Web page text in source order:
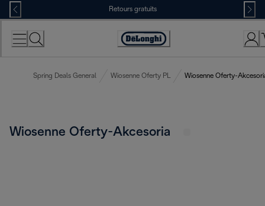
Skip
to
Content
Retours gratuits
Déclaration
Spring Deals General Wiosenne Oferty PL Wiosenne Oferty-
Wiosenne Oferty-Akcesoria